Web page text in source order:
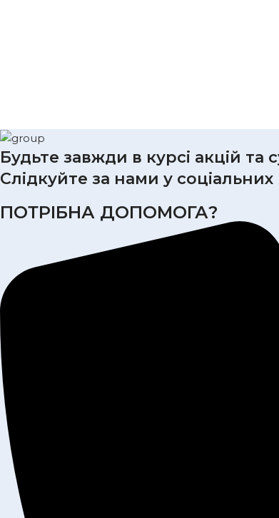
Будьте завжди в курсі акцій та
Слідкуйте за нами у
ПОТРІБНА ДОПОМОГА?